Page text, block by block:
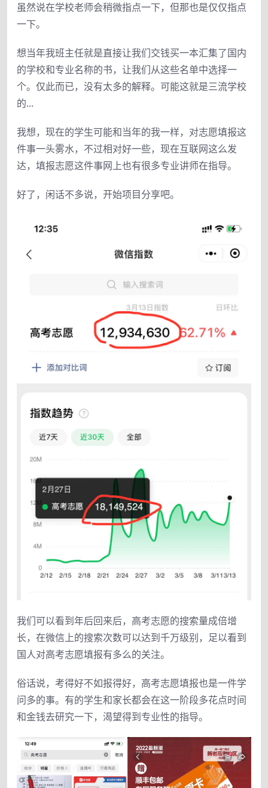
虽然说在学校老师会稍微指点一下，但那也是仅仅指点
一下。
想当年我班主任就是直接让我们交钱买一本汇集了国内
的学校和专业名称的书，让我们从这些名单中选择一
个。仅此而已，没有太多的解释。可能这就是三流学校
的...
我想，现在的学生可能和当年的我一样，对志愿填报这
件事一头雾水，不过相对好一些，现在互联网这么发
达，填报志愿这件事网上也有很多专业讲师在指导。
好了，闲话不多说，开始项目分享吧。
我们可以看到年后回来后，高考志愿的搜索量成倍增
长，在微信上的搜索次数可以达到千万级别，足以看到
国人对高考志愿填报有多么的关注。
俗话说，考得好不如报得好，高考志愿填报也是一件学
问多的事。有的学生和家长都会在这一阶段多花点时间
和金钱去研究一下，渴望得到专业性的指导。